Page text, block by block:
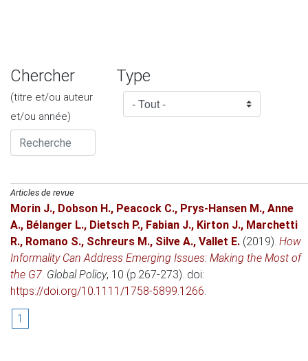
Chercher
(titre et/ou auteur
et/ou année)
Type
Articles de revue
Morin J., Dobson H., Peacock C., Prys‐Hansen M., Anne
A., Bélanger L., Dietsch P., Fabian J., Kirton J., Marchetti
R., Romano S., Schreurs M., Silve A., Vallet E. (2019). How
Informality Can Address Emerging Issues: Making the Most of
the G7. Global Policy, 10 (p.267-273). doi:
https://doi.org/10.1111/1758-5899.1266.
1